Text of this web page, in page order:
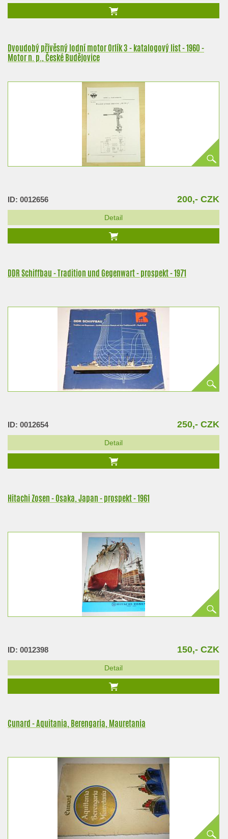
Dvoudobý přívěsný lodní motor Orlík 3 - katalogový list - 1960 -
Motor n. p., České Budějovice
ID: 0012656 200,- CZK
Detail
DDR Schiffbau - Tradition und Gegenwart - prospekt - 1971
ID: 0012654 250,- CZK
Detail
Hitachi Zosen - Osaka, Japan - prospekt - 1961
ID: 0012398 150,- CZK
Detail
Cunard - Aquitania, Berengaria, Mauretania